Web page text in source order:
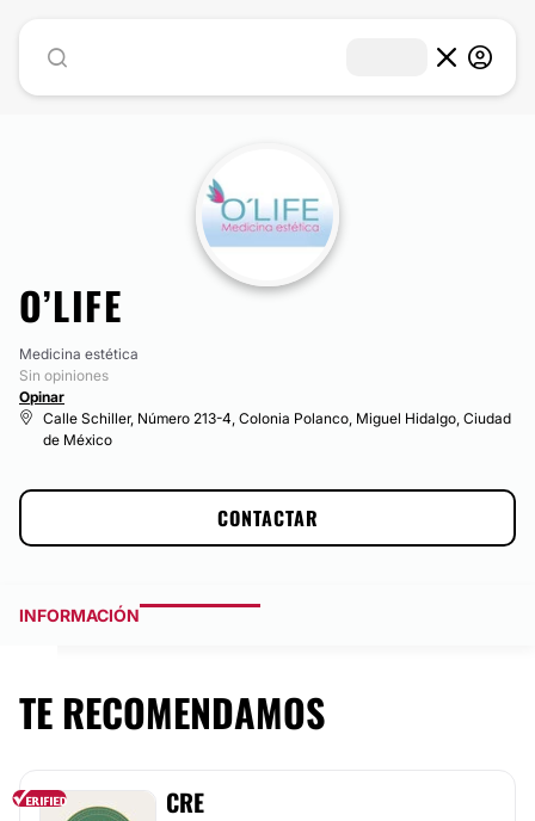
O’LIFE
Medicina estética
Sin opiniones
Opinar
Calle Schiller, Número 213-4, Colonia Polanco, Miguel Hidalgo, Ciudad
de México
CONTACTAR
INFORMACIÓN
TE RECOMENDAMOS
CRE